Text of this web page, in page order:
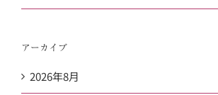
アーカイブ
2026年8月